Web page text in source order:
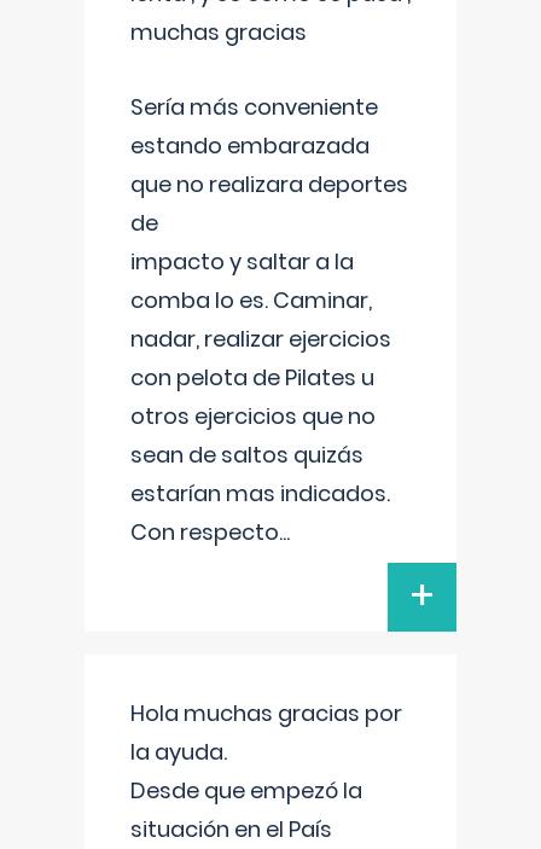
muchas gracias
Sería más conveniente
estando embarazada
que no realizara deportes
de
impacto y saltar a la
comba lo es. Caminar,
nadar, realizar ejercicios
con pelota de Pilates u
otros ejercicios que no
sean de saltos quizás
estarían mas indicados.
Con respecto...
+
Hola muchas gracias por
la ayuda.
Desde que empezó la
situación en el País